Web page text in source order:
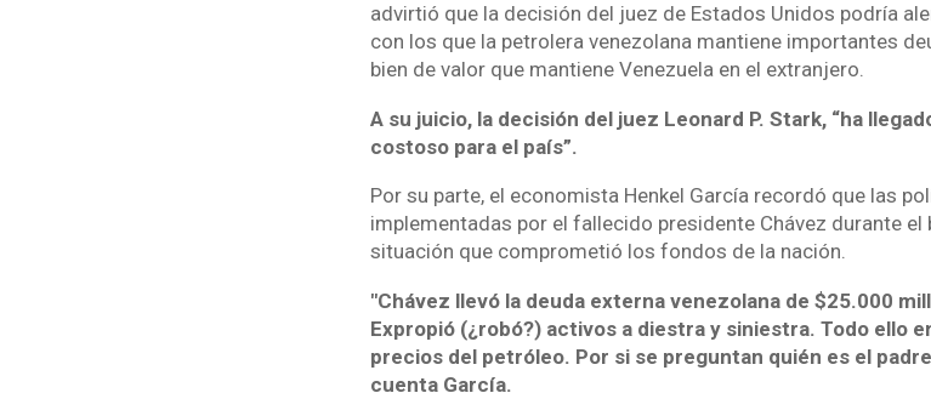
advirtió que la decisión del juez de Estados Unidos podría
con los que la petrolera venezolana mantiene importantes
bien de valor que mantiene Venezuela en el extranjero.
A su juicio, la decisión del juez Leonard P. Stark, “ha
costoso para el país”.
Por su parte, el economista Henkel García recordó que las
implementadas por el fallecido presidente Chávez durante
situación que comprometió los fondos de la nación.
"Chávez llevó la deuda externa venezolana de $25.000
Expropió (¿robó?) activos a diestra y siniestra. Todo ello
precios del petróleo. Por si se preguntan quién es el
cuenta García.